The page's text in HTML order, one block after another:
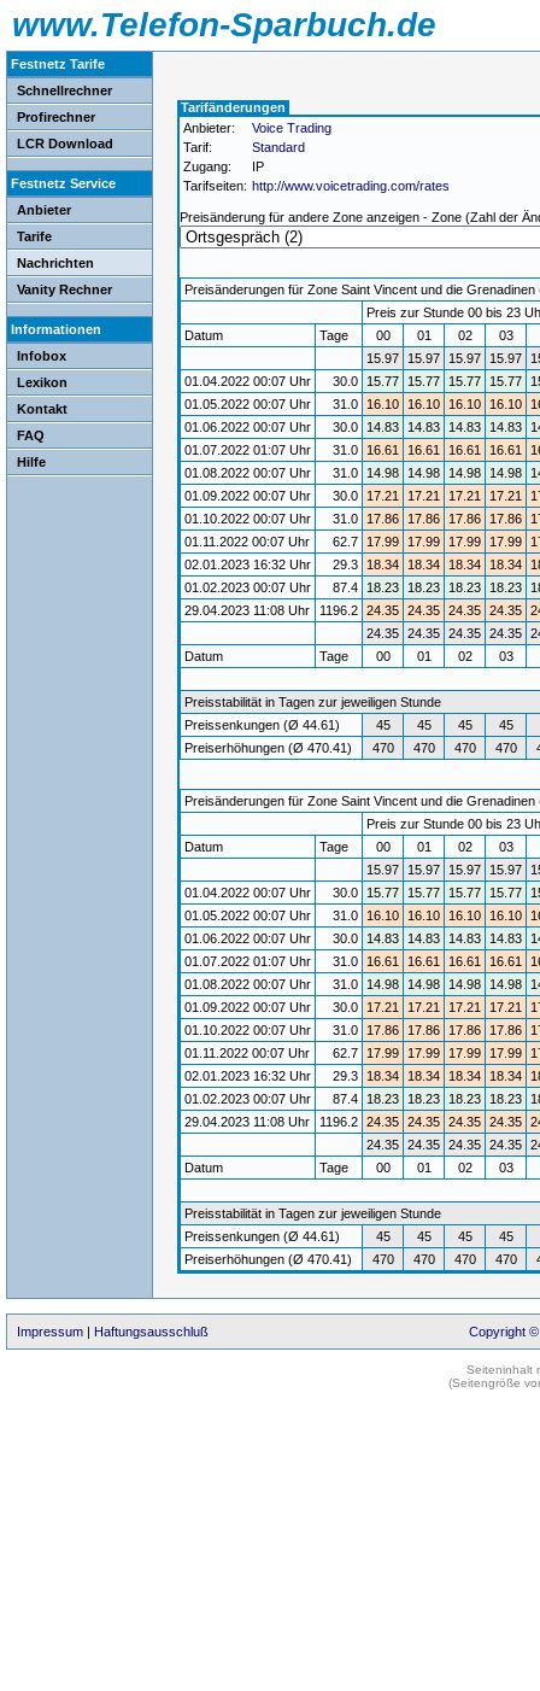
www.Telefon-Sparbuch.de
Festnetz Tarife
Schnellrechner
Profirechner
LCR Download
Festnetz Service
Anbieter
Tarife
Nachrichten
Vanity Rechner
Informationen
Infobox
Lexikon
Kontakt
FAQ
Hilfe
Tarifänderungen
Anbieter:
Voice Trading
Tarif:
Standard
Zugang:
IP
Tarifseiten: http://www.voicetrading.com/rates
Preisänderung für andere Zone anzeigen - Zone (Zahl der
Preisänderungen für Zone Saint Vincent und die
Preis zur Stunde 00 bis 23
Datum
Tage 00 01 02 03
15.97
15.97 15.97 15.97
01.04.2022 00:07 Uhr
30.0 15.77 15.77 15.77 15.77
01.05.2022 00:07 Uhr
31.0 16.10 16.10 16.10 16.10
01.06.2022 00:07 Uhr
30.0 14.83 14.83 14.83 14.83
01.07.2022 01:07 Uhr
31.0 16.61 16.61 16.61 16.61
01.08.2022 00:07 Uhr
31.0 14.98 14.98 14.98 14.98
01.09.2022 00:07 Uhr
30.0 17.21 17.21 17.21 17.21
01.10.2022 00:07 Uhr
31.0 17.86 17.86 17.86 17.86
01.11.2022 00:07 Uhr
62.7 17.99 17.99 17.99 17.99
02.01.2023 16:32 Uhr
29.3 18.34 18.34 18.34 18.34
01.02.2023 00:07 Uhr
87.4 18.23 18.23 18.23 18.23
29.04.2023 11:08 Uhr
1196.2 24.35 24.35 24.35 24.35
24.35 24.35 24.35 24.35
Datum
Tage 00 01 02 03
Preisstabilität in Tagen zur jeweiligen Stunde
Preissenkungen (Ø 44.61)
45 45 45 45
Preiserhöhungen (Ø 470.41)
470 470 470 470
Preisänderungen für Zone Saint Vincent und die
Preis zur Stunde 00 bis 23
Datum
Tage 00 01 02 03
15.97
15.97 15.97 15.97
01.04.2022 00:07 Uhr
30.0 15.77 15.77 15.77 15.77
01.05.2022 00:07 Uhr
31.0 16.10 16.10 16.10 16.10
01.06.2022 00:07 Uhr
30.0 14.83 14.83 14.83 14.83
01.07.2022 01:07 Uhr
31.0 16.61 16.61 16.61 16.61
01.08.2022 00:07 Uhr
31.0 14.98 14.98 14.98 14.98
01.09.2022 00:07 Uhr
30.0 17.21 17.21 17.21 17.21
01.10.2022 00:07 Uhr
31.0 17.86 17.86 17.86 17.86
01.11.2022 00:07 Uhr
62.7 17.99 17.99 17.99 17.99
02.01.2023 16:32 Uhr
29.3 18.34 18.34 18.34 18.34
01.02.2023 00:07 Uhr
87.4 18.23 18.23 18.23 18.23
29.04.2023 11:08 Uhr
1196.2 24.35 24.35 24.35 24.35
24.35 24.35 24.35 24.35
Datum
Tage 00 01 02 03
Preisstabilität in Tagen zur jeweiligen Stunde
Preissenkungen (Ø 44.61)
45 45 45 45
Preiserhöhungen (Ø 470.41)
470 470 470 470
Impressum | Haftungsausschluß Copyright ©
Seiteninhalt
(Seitengröße